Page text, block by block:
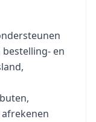
bestelling- en